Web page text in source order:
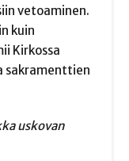
vetoaminen.
kuin
Kirkossa
sakramenttien
uskovan